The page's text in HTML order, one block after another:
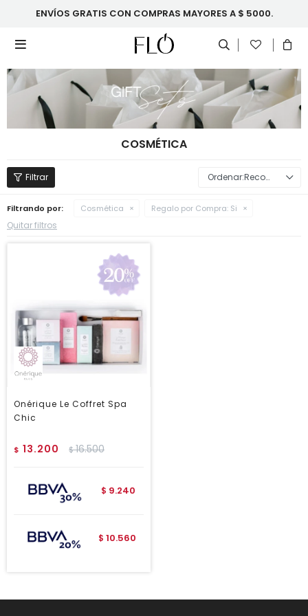
ENVÍOS GRATIS CON COMPRAS MAYORES A $ 5000.

COSMÉTICA
Recomendados
Filtrando por: Cosmética Regalo por Compra: Si
Quitar filtros
Onérique Le Coffret Spa
Chic
$ 13.200 $16.500
$ 9.240
$ 10.560